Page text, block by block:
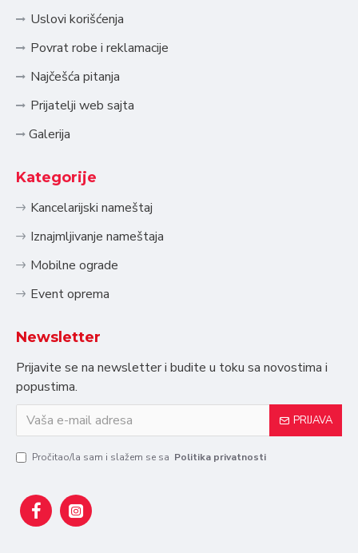
Uslovi korišćenja
Povrat robe i reklamacije
Najčešća pitanja
Prijatelji web sajta
Galerija
Kategorije
Kancelarijski nameštaj
Iznajmljivanje nameštaja
Mobilne ograde
Event oprema
Newsletter
Prijavite se na newsletter i budite u toku sa novostima i
popustima.
PRIJAVA
Pročitao/la sam i slažem se sa Politika privatnosti